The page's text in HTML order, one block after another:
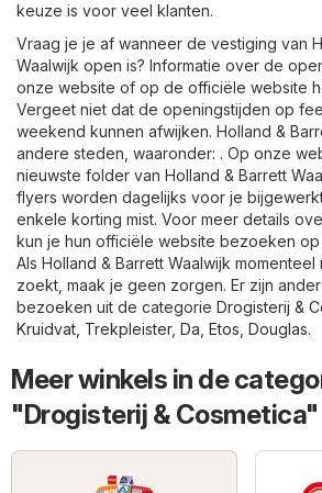
keuze is voor veel klanten.
Vraag je je af wanneer de vestiging van
Waalwijk open is? Informatie over de
onze website of op de officiële website
Vergeet niet dat de openingstijden op
weekend kunnen afwijken. Holland &
andere steden, waaronder: . Op onze
nieuwste folder van Holland & Barrett
flyers worden dagelijks voor je
enkele korting mist. Voor meer details
kun je hun officiële website bezoeken op
Als Holland & Barrett Waalwijk
zoekt, maak je geen zorgen. Er zijn
bezoeken uit de categorie Drogisterij &
Kruidvat, Trekpleister, Da, Etos, Douglas.
Meer winkels in de
"Drogisterij & Cosmetica"